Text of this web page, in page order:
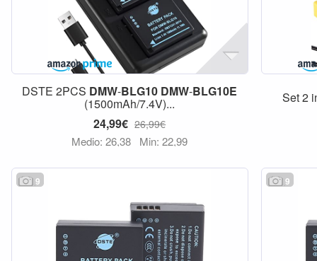
DSTE 2PCS DMW-BLG10 DMW-BLG10E
(1500mAh/7.4V)...
24,99€ 26,99€
Medio: 26,38 Min: 22,99
Set 2
9 9